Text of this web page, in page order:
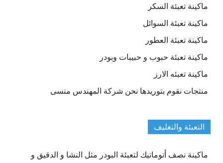
ماكينة تعبئة السكر
ماكينة تعبئة السوائل
ماكينة تعبئة العطور
ماكينة تعبئة حبوب و حبيبات وبودر
ماكينة تعبئه الارز
منتجات نقوم بتوريدها نحن شركة المهندس منسى
التعبئة والتغليف
ماكينة نصف أتوماتيك لتعبئة البودر مثل النشا و الدقيق و